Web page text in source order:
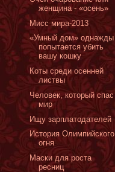
женщина - «осень»
Мисс мира-2013
«Умный дом» однажды
попытается убить
вашу кошку
Коты среди осенней
листвы
Человек, который спас
мир
Ищу зарплатодателей
История Олимпийского
огня
Маски для роста
ресниц